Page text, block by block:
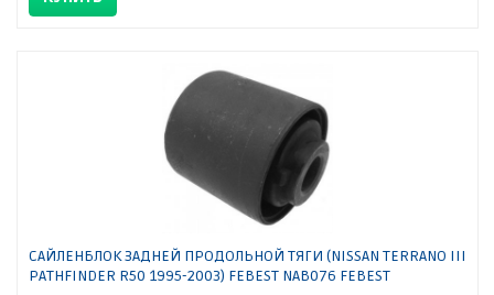
САЙЛЕНБЛОК ЗАДНЕЙ ПРОДОЛЬНОЙ ТЯГИ (NISSAN TERRANO III
PATHFINDER R50 1995-2003) FEBEST NAB076 FEBEST